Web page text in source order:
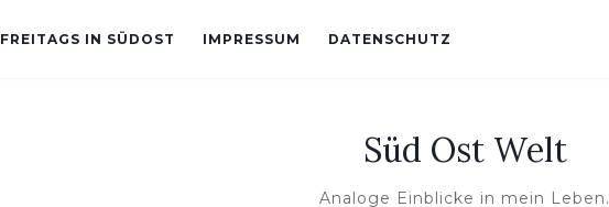
FREITAGS IN SÜDOST IMPRESSUM DATENSCHUTZ
Süd Ost Welt
Analoge Einblicke in mein Leben.